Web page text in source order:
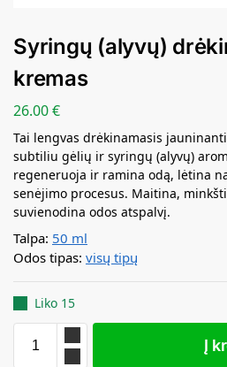
Syringų (alyvų)
kremas
26.00€
Tai lengvas drėkinamasis
subtiliu gėlių ir syringų (alyvų)
regeneruoja ir ramina odą, lėtina
senėjimo procesus. Maitina,
suvienodina odos atspalvį.
Talpa: 50 ml
Odos tipas: visų tipų
Liko 15
Į